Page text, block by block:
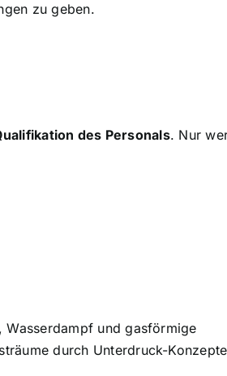
zu geben.
des Personals. Nur
Wasserdampf und gasförmige
durch Unterdruck-